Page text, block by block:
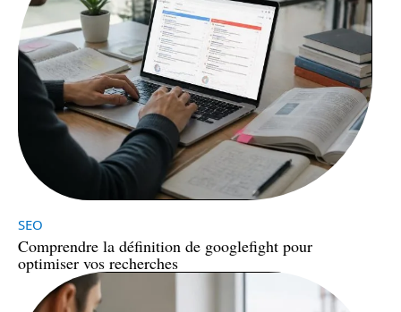
SEO
Comprendre la définition de googlefight pour
optimiser vos recherches